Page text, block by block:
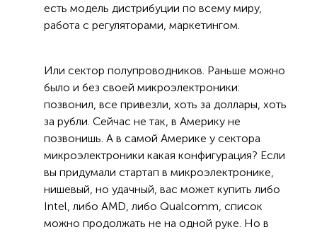
есть модель дистрибуции по всему миру,
работа с регуляторами, маркетингом.
Или сектор полупроводников. Раньше можно
было и без своей микроэлектроники:
позвонил, все привезли, хоть за доллары, хоть
за рубли. Сейчас не так, в Америку не
позвонишь. А в самой Америке у сектора
микроэлектроники какая конфигурация? Если
вы придумали стартап в микроэлектронике,
нишевый, но удачный, вас может купить либо
Intel, либо АMD, либо Qualcomm, список
можно продолжать не на одной руке. Но в